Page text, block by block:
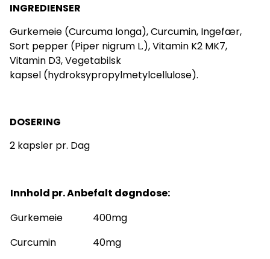
INGREDIENSER
Gurkemeie (Curcuma longa), Curcumin, Ingefær,
Sort pepper (Piper nigrum L.), Vitamin K2 MK7,
Vitamin D3, Vegetabilsk
kapsel (hydroksypropylmetylcellulose).
DOSERING
2 kapsler pr. Dag
Innhold pr. Anbefalt døgndose:
Gurkemeie
400mg
Curcumin
40mg